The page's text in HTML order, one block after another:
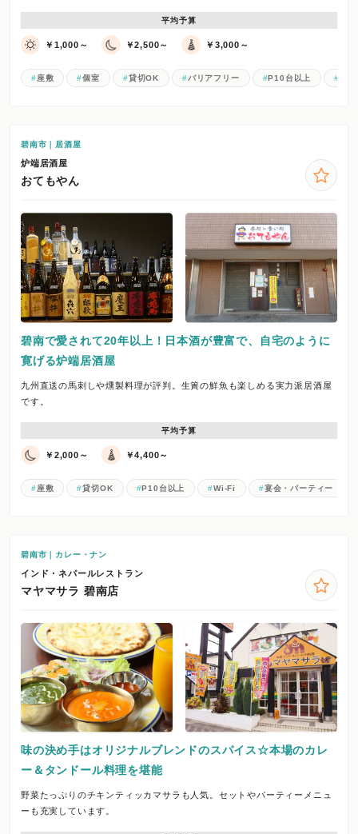
平均予算
￥1,000～ ￥2,500～ ￥3,000～
座敷 個室 貸切OK バリアフリー P10台以上
碧南市｜居酒屋
炉端居酒屋
おてもやん
碧南で愛されて20年以上！日本酒が豊富で、自宅のように
寛げる炉端居酒屋
九州直送の馬刺しや燻製料理が評判。生簀の鮮魚も楽しめる実力派居酒屋
です。
平均予算
￥2,000～ ￥4,400～
座敷 貸切OK P10台以上 Wi-Fi 宴会・パーティー
碧南市｜カレー・ナン
インド・ネパールレストラン
マヤマサラ 碧南店
味の決め手はオリジナルブレンドのスパイス☆本場のカレ
ー＆タンドール料理を堪能
野菜たっぷりのチキンティッカマサラも人気。セットやパーティーメニュ
ーも充実しています。